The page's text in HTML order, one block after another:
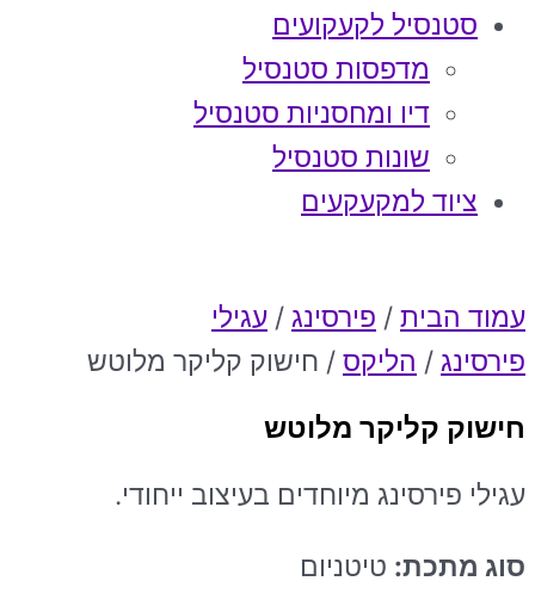
סטנסיל לקעקועים
מדפסות סטנסיל
דיו ומחסניות סטנסיל
שונות סטנסיל
ציוד למקעקעים
עמוד הבית / פירסינג / עגילי
פירסינג / הליקס / חישוק קליקר מלוטש
חישוק קליקר מלוטש
עגילי פירסינג מיוחדים בעיצוב ייחודי.
סוג מתכת: טיטניום